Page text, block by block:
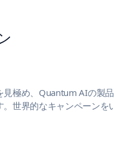
極め、Quantum AIの製
世界的なキャンペーンを